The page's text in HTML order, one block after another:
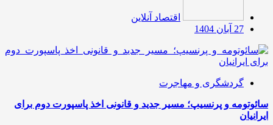
اقتصاد آنلاین
27 آبان 1404
گردشگری و مهاجرت
سائوتومه و پرنسیپ؛ مسیر جدید و قانونی اخذ پاسپورت دوم برای
ایرانیان